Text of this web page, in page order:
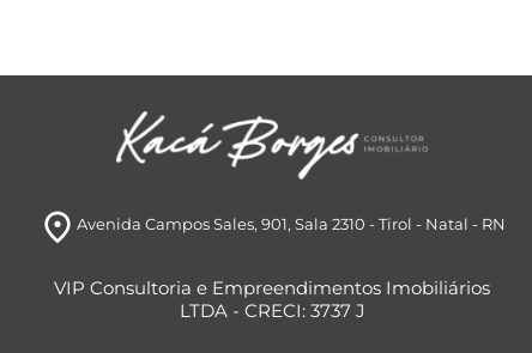
roomAvenida Campos Sales, 901, Sala 2310 - Tirol - Natal - RN
VIP Consultoria e Empreendimentos Imobiliários
LTDA - CRECI: 3737 J